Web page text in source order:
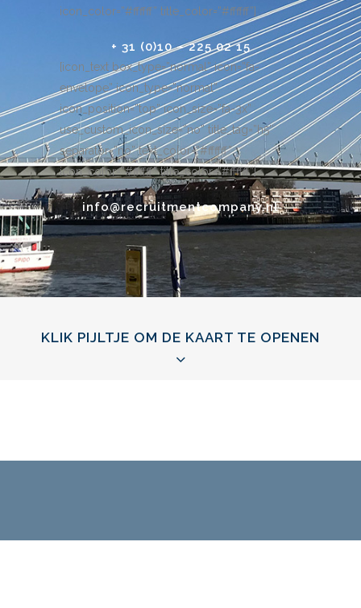
icon_color=”#ffffff” title_color=”#ffffff”]
+ 31 (0)10 – 225 02 15
[icon_text box_type=”normal” icon=”fa-
envelope” icon_type=”normal”
icon_position=”top” icon_size=”fa-3x”
use_custom_icon_size=”no” title_tag=”h5″
separator=”no” text_color=”#ffffff”
icon_color=”#ffffff” title_color=”#ffffff”]
info@recruitmentcompany.nl
KLIK PIJLTJE OM DE KAART TE OPENEN